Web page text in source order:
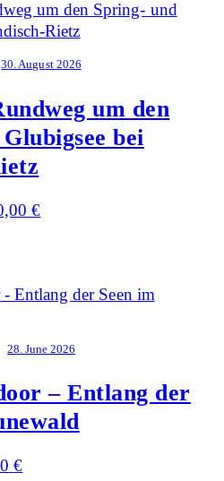
30. August 2026
um den
bei
€
28. June 2026
– Entlang der
€